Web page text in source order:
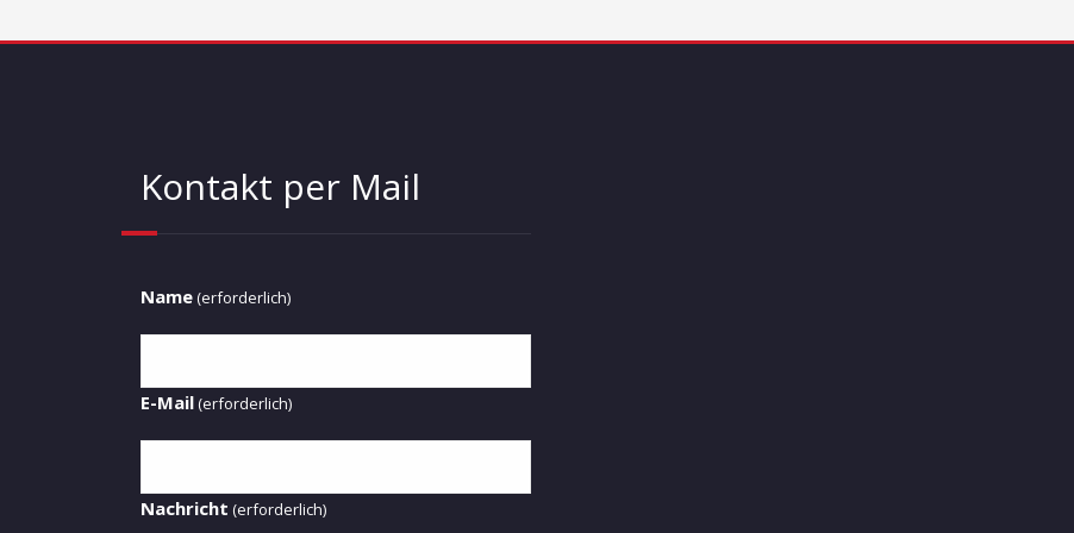
Kontakt per Mail
Name (erforderlich)
E-Mail (erforderlich)
Nachricht (erforderlich)